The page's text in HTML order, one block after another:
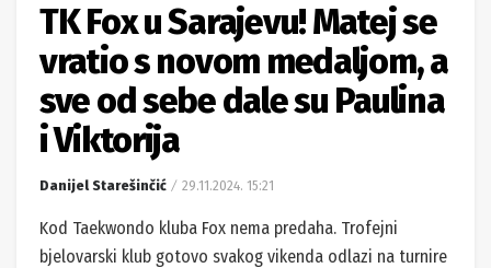
TK Fox u Sarajevu! Matej se
vratio s novom medaljom, a
sve od sebe dale su Paulina
i Viktorija
Danijel Starešinčić 29.11.2024. 15:21
Kod Taekwondo kluba Fox nema predaha. Trofejni
bjelovarski klub gotovo svakog vikenda odlazi na turnire